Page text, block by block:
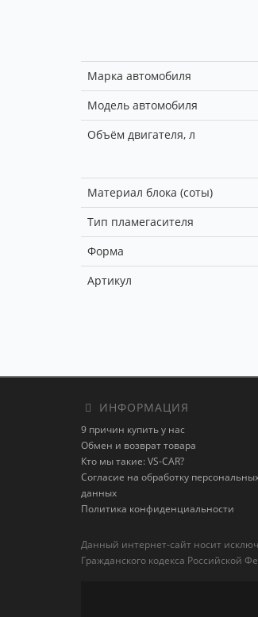
Марка автомобиля
Модель автомобиля
Объём двигателя, л
Материал блока (соты)
Тип пламегасителя
Форма
Артикул
ИНФОРМАЦИЯ
9 причин купить у нас
Обмен и возврат товара
Кто мы такие: VS-CAR?
Согласие на обработку
данных
Политика конфиденциальности
Данный интернет-сайт носит
Гражданского кодекса Российской